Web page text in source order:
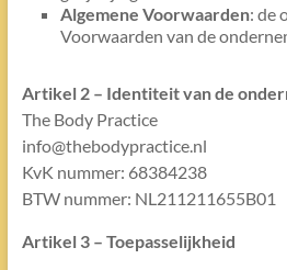
Algemene Voorwaarden: de
Voorwaarden van de
Artikel 2 – Identiteit van de
The Body Practice
info@thebodypractice.nl
KvK nummer: 68384238
BTW nummer: NL211211655B01
Artikel 3 – Toepasselijkheid